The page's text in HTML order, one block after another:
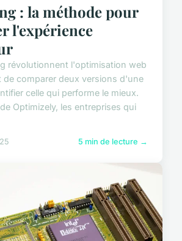
: la méthode pour
l'expérience
révolutionnent l'optimisation web
de comparer deux versions d'une
celle qui performe le mieux.
Optimizely, les entreprises qui
5 min de lecture →